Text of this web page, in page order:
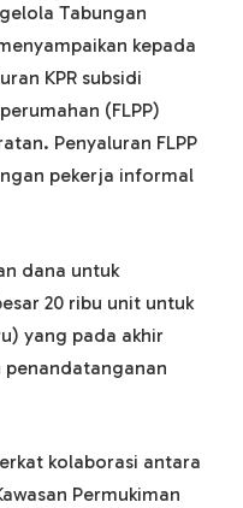
Tabungan
kepada
KPR subsidi
(FLPP)
Penyaluran FLPP
pekerja informal
dana untuk
20 ribu unit untuk
yang pada akhir
penandatanganan
kolaborasi antara
Permukiman